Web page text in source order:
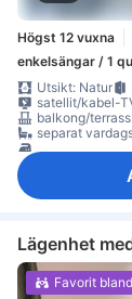
Högst 12 vuxna
enkelsängar / 1
Utsikt: Natur
satellit/kabel-
balkong/terrass
separat
möjlighet att
Lägenhet
Favorit